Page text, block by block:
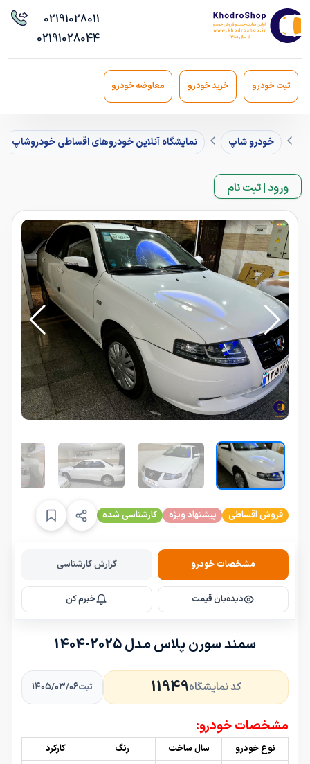
02191028011
02191028044
ثبت خودرو خرید خودرو معاوضه خودرو
خودرو شاپ نمایشگاه آنلاین خودروهای اقساطی خودروشاپ
ورود | ثبت نام
فروش اقساطی پیشنهاد ویژه کارشناسی شده
مشخصات خودرو گزارش کارشناسی
دیده‌بان قیمت خبرم کن
سمند سورن پلاس مدل 2025-1404
کد نمایشگاه11949 ثبت۱۴۰۵/۰۳/۰۶
مشخصات خودرو:
نوع خودرو سال ساخت رنگ
کارکرد